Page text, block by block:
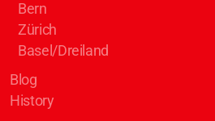
Bern
Zürich
Basel/Dreiland
Blog
History